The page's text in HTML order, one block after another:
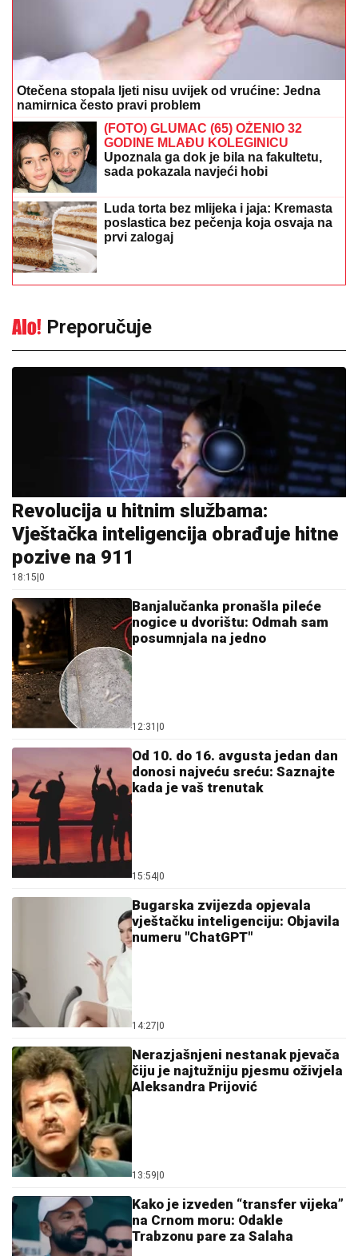
Otečena stopala ljeti nisu uvijek od vrućine: Jedna
namirnica često pravi problem
(FOTO) GLUMAC (65) OŽENIO 32
GODINE MLAĐU KOLEGINICU
Upoznala ga dok je bila na fakultetu,
sada pokazala navjeći hobi
Luda torta bez mlijeka i jaja: Kremasta
poslastica bez pečenja koja osvaja na
prvi zalogaj
Preporučuje
Revolucija u hitnim službama:
Vještačka inteligencija obrađuje hitne
pozive na 911
18:15 0
Banjalučanka pronašla pileće
nogice u dvorištu: Odmah sam
posumnjala na jedno
12:31 0
Od 10. do 16. avgusta jedan dan
donosi najveću sreću: Saznajte
kada je vaš trenutak
15:54 0
Bugarska zvijezda opjevala
vještačku inteligenciju: Objavila
numeru "ChatGPT"
14:27 0
Nerazjašnjeni nestanak pjevača
čiju je najtužniju pjesmu oživjela
Aleksandra Prijović
13:59 0
Kako je izveden “transfer vijeka”
na Crnom moru: Odakle
Trabzonu pare za Salaha